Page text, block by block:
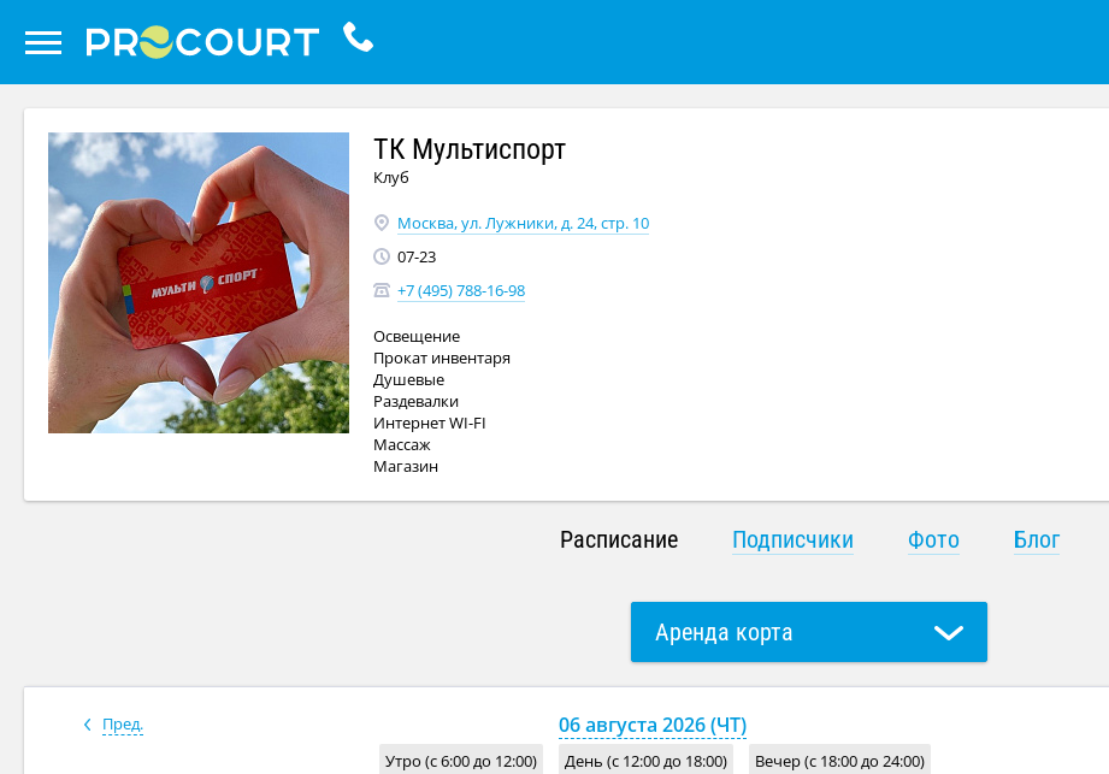
ТК Мультиспорт
Клуб
Москва, ул. Лужники, д. 24, стр. 10
07-23
+7 (495) 788-16-98
Освещение
Прокат инвентаря
Душевые
Раздевалки
Интернет WI-FI
Массаж
Магазин
Расписание Подписчики Фото Блог
Аренда корта
Групповое занятие с тренером
Пред. 06 августа 2026 (ЧТ)
Утро (с 6:00 до 12:00)
День (с 12:00 до 18:00)
Вечер (с 18:00 до 24:00)